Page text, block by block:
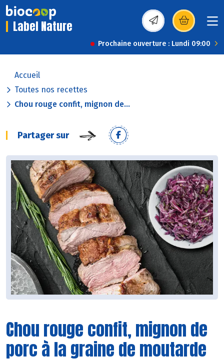
Label Nature (s’ouvre dans une
Prochaine ouverture : Lundi 09:00
Accueil
Toutes nos recettes
Chou rouge confit, mignon de...
Partager sur
Chou rouge confit, mignon de
porc à la graine de moutarde